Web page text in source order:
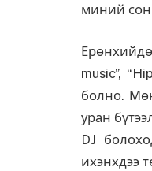
миний
music”,
болно.
уран
DJ
ихэнхдээ